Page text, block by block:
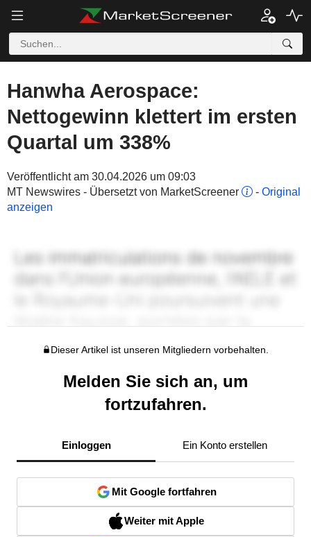
Hanwha Aerospace:
Nettogewinn klettert im ersten
Quartal um 338%
Veröffentlicht am 30.04.2026 um 09:03
MT Newswires - Übersetzt von MarketScreener
- Original
anzeigen
Dieser Artikel ist unseren Mitgliedern vorbehalten.
Melden Sie sich an, um
fortzufahren.
Einloggen Ein Konto erstellen
Mit Google fortfahren
Weiter mit Apple